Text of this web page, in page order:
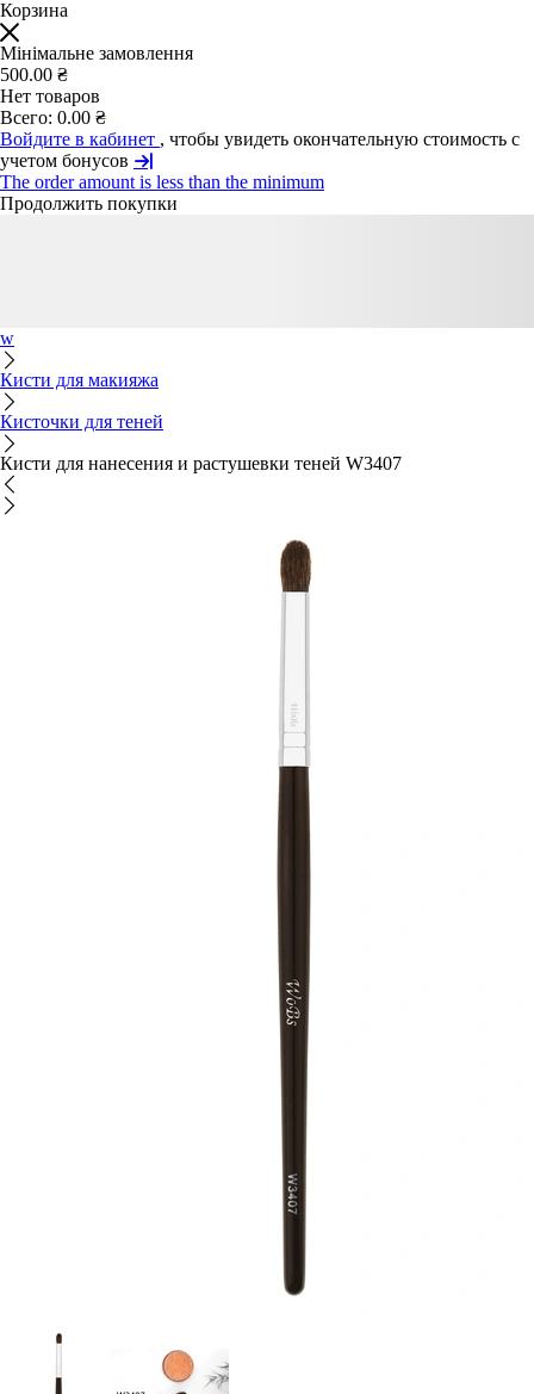
Корзина
Мінімальне замовлення
500.00 ₴
Нет товаров
Всего: 0.00 ₴
Войдите в кабинет , чтобы увидеть окончательную стоимость с
учетом бонусов
The order amount is less than the minimum
Продолжить покупки
w
Кисти для макияжа
Кисточки для теней
Кисти для нанесения и растушевки теней W3407